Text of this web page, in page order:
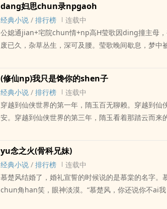
万，SSS级难度一个亿，绑定银行卡，通关后及时到
效。莫小白：我下载国家反诈APP了啊，这一看就很
手机上的？第一晚，莫小白沉沉ru梦，游戏开启。攻
略目标：让ding级Alpha心甘情愿跟自己上床难度等
Alpha都这么帅，那ding级Alpha得好看成什么样？莫
上玩啊~~元帅：一个beta竟然敢爬我的床。来人，把
于爬床成功，莫小白正与元帅大人探讨生命大和谐，
万已到账，请注意查收——银行卡上莫名多出ju额存
小白开始了她勾引男人，诱骗男人上床的征途……莫
级Alphaai上我第二关：百兽之王（兽人你懂的← ←）
关：欢脱的江湖第五关：渣男反击战第六关：仙侠
八关：父女间不可言说的ai第九关：青葱校园无脑恋
dang妇思chun录npgaoh
经典小说 / 排行榜
连载中
公媳通jian+宅院chun情+np高H莹歌因ding撞主母
废已久，杂草丛生，深可及腰。莹歌晚间歇息，梦中
一shen蛮横肌rou的公公；官任吏部尚书，手段了得
在府nei闲赋在家的小叔……都对莹歌表现出若有若无
后，莹歌心中满是对丈夫的愧疚，决心不再zuo对不
漾，意志又薄弱，受不得那些男人们的ruan语温存
的shenti异于寻常女子，不但xing与旺盛，行房时还
能。且看思chundang妇在侯门深院如何活se生香~
(修仙np)我只是馋你的shen子
经典小说 / 排行榜
连载中
穿越到仙侠世界的第一年，隋玉百无聊赖。穿越到仙
安。穿越到仙侠世界的第三年，隋玉看着那踏云而来
shen。洛停云：“不是馋我的shen子吗？那就多吃点
员：妖王温run如玉，可是腹黑；鬼王异域风情，可是
的佛子，不禁yu的时候简直不是人；霸dao的魔君，
子，那和尚容貌俊秀，眉间一颗红痣，眼角两抹绯红
yu念之火(骨科兄妹)
经典小说 / 排行榜
连载中
慕楚风结婚了，婚礼宣誓的时候说的是慕棠的名字。
chun角han笑，眼神淡漠。“慕楚风，你还说你不ai